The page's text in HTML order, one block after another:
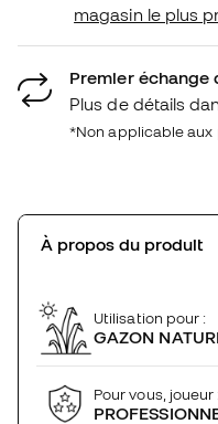
magasin le plus
Premier
Plus de détails
*Non applicable aux
À propos du produit
Utilisation pour :
GAZON
Pour vous, joueur